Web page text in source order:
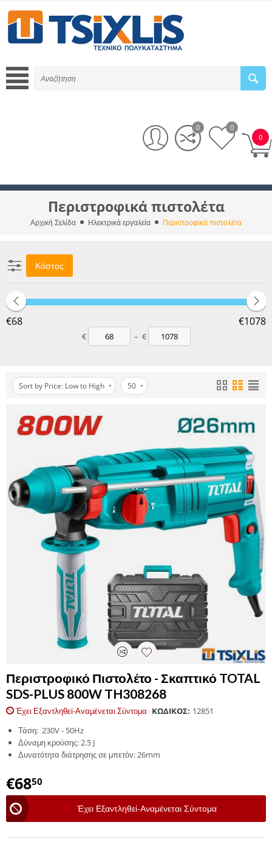
0
0 0
Περιστροφικά πιστολέτα
Αρχική Σελίδα Ηλεκτρικά εργαλεία Περιστροφικά πιστολέτα
Κόστος
‎€68 ‎€1078
€ – €
Sort by Price: Low to High 50
Περιστροφικό Πιστολέτο - Σκαπτικό TOTAL
SDS-PLUS 800W TH308268
Έχει Εξαντληθεί-Αναμένεται Σύντομα ΚΩΔΙΚΟΣ: 12851
Τάση: 230V - 50Hz
Δύναμη κρούσης: 2.5 J
Δυνατότητα διάτρησης σε μπετόν: 26mm
€6850
Έχει Εξαντληθεί-Αναμένεται Σύντομα